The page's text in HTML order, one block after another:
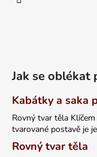
Jak se
Kabátky a saka
Rovný tvar těla
tvarované postavě je
Rovný tvar těla